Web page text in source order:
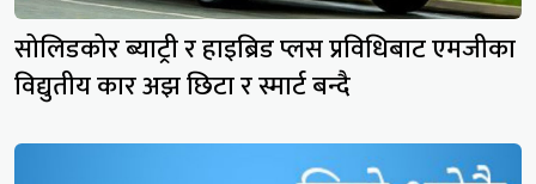
सोलिडकोर ब्याट्री र हाइब्रिड प्लस प्रविधिबाट एमजीका
विद्युतीय कार अझ छिटा र स्मार्ट बन्दै